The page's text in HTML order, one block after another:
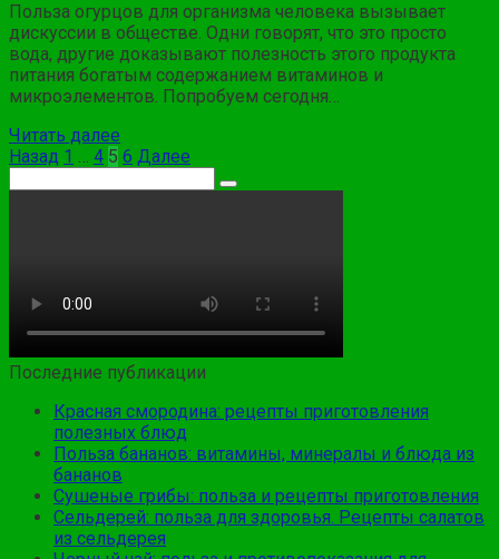
Польза огурцов для организма человека вызывает
дискуссии в обществе. Одни говорят, что это просто
вода, другие доказывают полезность этого продукта
питания богатым содержанием витаминов и
микроэлементов. Попробуем сегодня…
Читать далее
Пагинация
Назад 1 … 4 5 6 Далее
Последние публикации
Красная смородина: рецепты приготовления
полезных блюд
Польза бананов: витамины, минералы и блюда из
бананов
Сушеные грибы: польза и рецепты приготовления
Сельдерей: польза для здоровья. Рецепты салатов
из сельдерея